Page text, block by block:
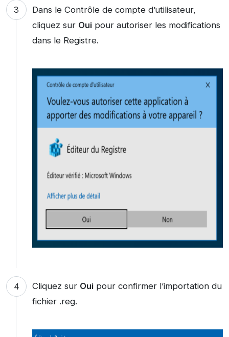
Dans le Contrôle de compte d’utilisateur,
cliquez sur Ouipour autoriser les modifications
dans le Registre.
Cliquez sur Ouipour confirmer l’importation du
fichier .reg.